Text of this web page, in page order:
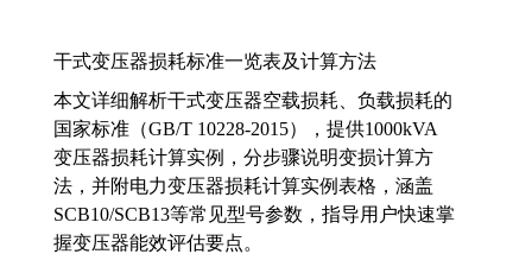
干式变压器损耗标准一览表及计算方法
本文详细解析干式变压器空载损耗、负载损耗的
国家标准（GB/T 10228-2015），提供1000kVA
变压器损耗计算实例，分步骤说明变损计算方
法，并附电力变压器损耗计算实例表格，涵盖
SCB10/SCB13等常见型号参数，指导用户快速掌
握变压器能效评估要点。